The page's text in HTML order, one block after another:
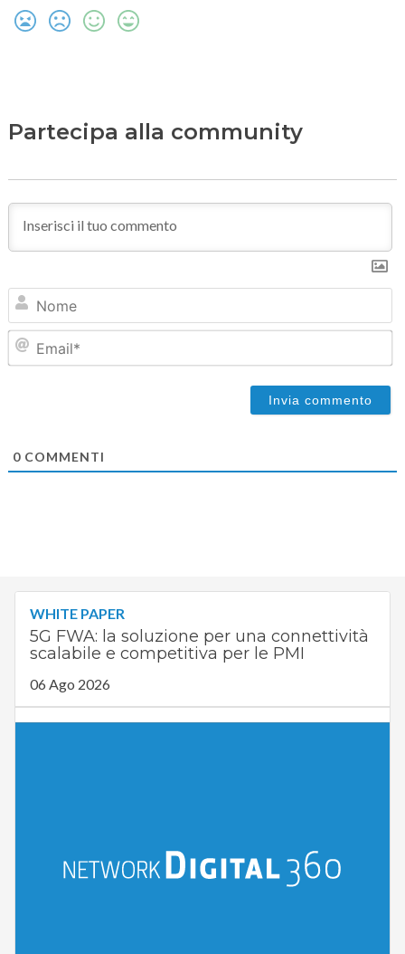
Partecipa alla community
0COMMENTI
WHITE PAPER
5G FWA: la soluzione per una connettività
scalabile e competitiva per le PMI
06 Ago 2026